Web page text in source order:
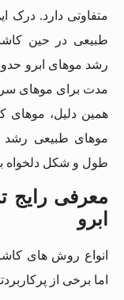
متفاوتی دارد. درک
طبیعی در حین
رشد موهای ابرو
مدت برای موهای
همین دلیل، موهای
موهای طبیعی رشد
طول و شکل دلخواه
معرفی رایج
ابرو
انواع روش های
اما برخی از